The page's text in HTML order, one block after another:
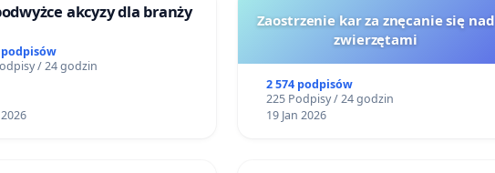
akcyzy dla branży
podpisów
/ 24 godzin
Zaostrzenie kar za znęcanie się nad
zwierzętami
2 574 podpisów
225 Podpisy / 24 godzin
19 Jan 2026